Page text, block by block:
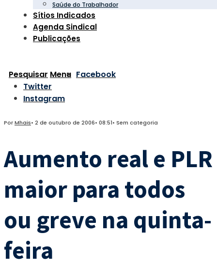
Saúde do Trabalhador
Sítios Indicados
Agenda Sindical
Publicações
Pesquisar Menu Facebook
Twitter
Instagram
PorMhais• 2 de outubro de 2006• 08:51• Sem categoria
Aumento real e PLR
maior para todos
ou greve na quinta-
feira